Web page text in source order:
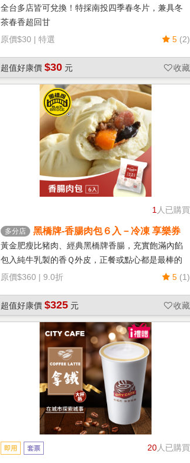
茶
全台多店皆可兌換！特採南投四季春冬片，兼具冬
茶春香超回甘
原價$30 | 特選 5 (2)
超值好康價 $30 元 收藏
1 人已購買
多分店 黑橋牌-香腸肉包６入－冷凍 享樂券
黃金肥瘦比豬肉、經典黑橋牌香腸，充實飽滿內餡
包入純牛乳製的香Ｑ外皮，正餐或點心都是最棒的
選擇！
原價$360 | 9.0折 5 (1)
超值好康價 $325 元 收藏
20人已購買
即用 套票